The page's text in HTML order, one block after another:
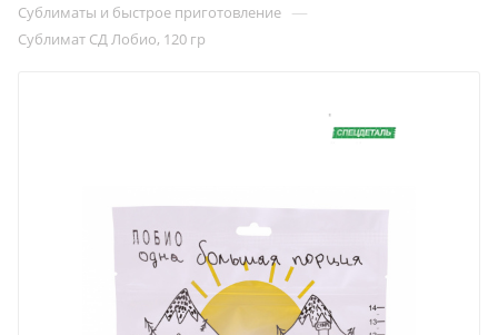
Сублиматы и быстрое приготовление —
Сублимат СД Лобио, 120 гр